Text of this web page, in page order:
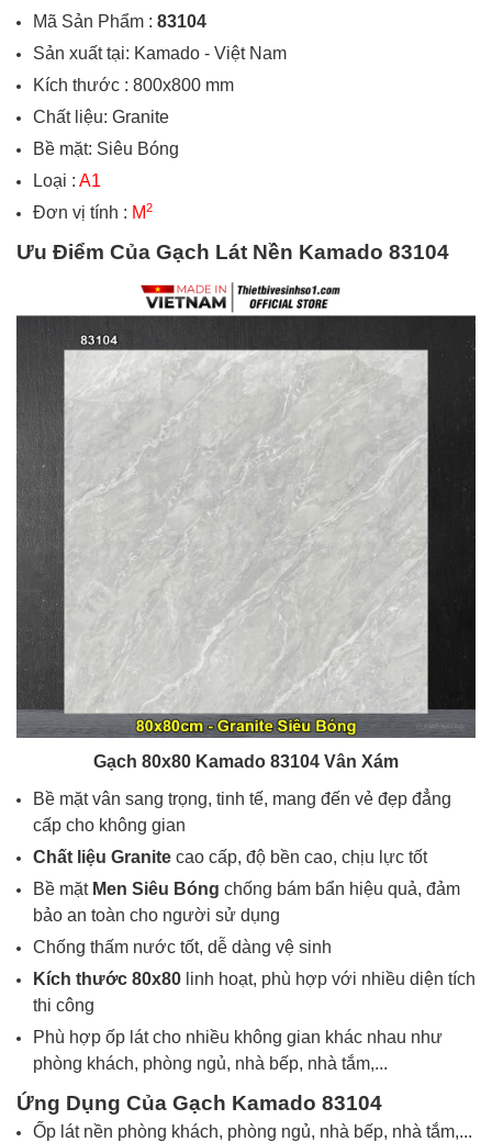
Mã Sản Phẩm : 83104
Sản xuất tại: Kamado - Việt Nam
Kích thước : 800x800 mm
Chất liệu: Granite
Bề mặt: Siêu Bóng
Loại : A1
Đơn vị tính : M2
Ưu Điểm Của Gạch Lát Nền Kamado 83104
Gạch 80x80 Kamado 83104 Vân Xám
Bề mặt vân sang trọng, tinh tế, mang đến vẻ đẹp đẳng
cấp cho không gian
Chất liệu Granite cao cấp, độ bền cao, chịu lực tốt
Bề mặt Men Siêu Bóng chống bám bẩn hiệu quả, đảm
bảo an toàn cho người sử dụng
Chống thấm nước tốt, dễ dàng vệ sinh
Kích thước 80x80 linh hoạt, phù hợp với nhiều diện tích
thi công
Phù hợp ốp lát cho nhiều không gian khác nhau như
phòng khách, phòng ngủ, nhà bếp, nhà tắm,...
Ứng Dụng Của Gạch Kamado 83104
Ốp lát nền phòng khách, phòng ngủ, nhà bếp, nhà tắm,...